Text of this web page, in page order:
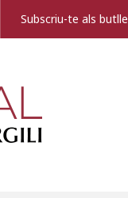
Subscriu-te als